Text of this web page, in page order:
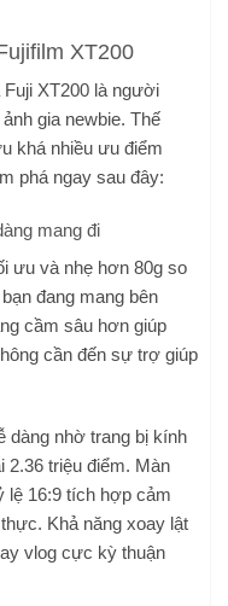
XT200
XT200 là người
gia newbie. Thế
khá nhiều ưu điểm
phá ngay sau đây:
mang đi
ưu và nhẹ hơn 80g so
đang mang bên
cầm sâu hơn giúp
cần đến sự trợ giúp
dàng nhờ trang bị kính
2.36 triệu điểm. Màn
lệ 16:9 tích hợp cảm
Khả năng xoay lật
vlog cực kỳ thuận